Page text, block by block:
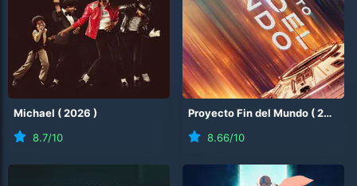
Michael (2026 )
8.7/10
Proyecto Fin del Mundo (2026
8.66/10